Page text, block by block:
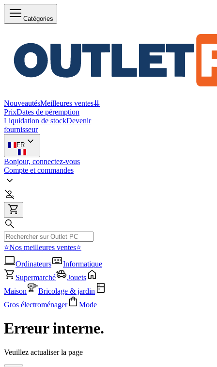
Catégories
NouveautésMeilleures ventes⇊
PrixDates de péremption
Liquidation de stockDevenir
fournisseur
FR
Bonjour, connectez-vous
Compte et commandes
⭐Nos meilleures ventes⭐
Ordinateurs
Informatique
Supermarché
Jouets
Maison
Bricolage & jardin
Gros électroménager
Mode
Erreur interne.
Veuillez actualiser la page